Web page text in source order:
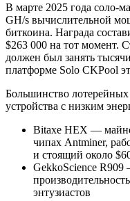
В марте 2025 года соло-
GH/s вычислительной
биткоина. Награда
$263 000 на тот момент.
должен был занять
платформе Solo CKPool
Большинство
устройства с низким
Bitaxe HEX —
чипах Antminer,
и стоящий около
GekkoScience
энтузиастов